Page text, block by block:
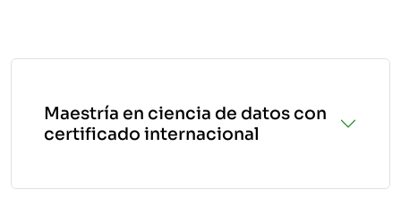
Maestría en ciencia de datos con
certificado internacional